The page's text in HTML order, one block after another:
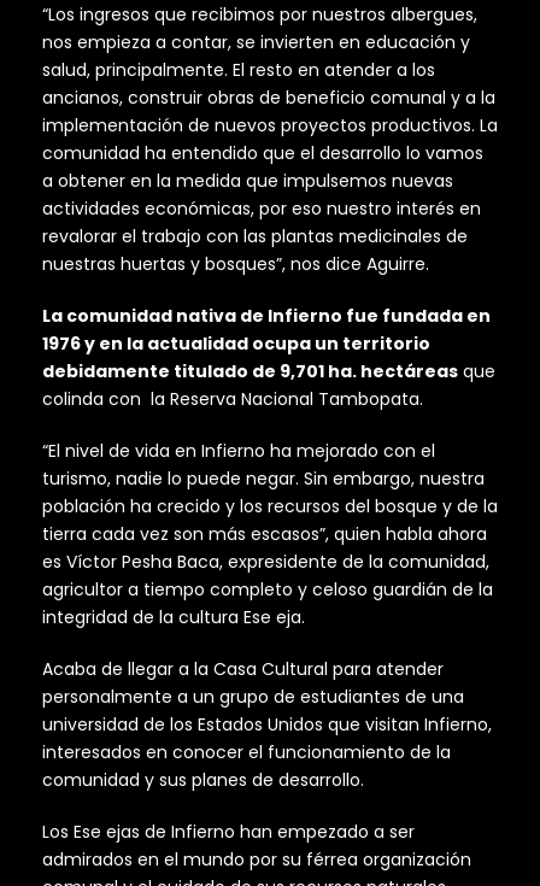
“Los ingresos que recibimos por nuestros albergues,
nos empieza a contar, se invierten en educación y
salud, principalmente. El resto en atender a los
ancianos, construir obras de beneficio comunal y a la
implementación de nuevos proyectos productivos. La
comunidad ha entendido que el desarrollo lo vamos
a obtener en la medida que impulsemos nuevas
actividades económicas, por eso nuestro interés en
revalorar el trabajo con las plantas medicinales de
nuestras huertas y bosques”, nos dice Aguirre.
La comunidad nativa de Infierno fue fundada en
1976 y en la actualidad ocupa un territorio
debidamente titulado de 9,701 ha. hectáreas que
colinda con la Reserva Nacional Tambopata.
“El nivel de vida en Infierno ha mejorado con el
turismo, nadie lo puede negar. Sin embargo, nuestra
población ha crecido y los recursos del bosque y de la
tierra cada vez son más escasos”, quien habla ahora
es Víctor Pesha Baca, expresidente de la comunidad,
agricultor a tiempo completo y celoso guardián de la
integridad de la cultura Ese eja.
Acaba de llegar a la Casa Cultural para atender
personalmente a un grupo de estudiantes de una
universidad de los Estados Unidos que visitan Infierno,
interesados en conocer el funcionamiento de la
comunidad y sus planes de desarrollo.
Los Ese ejas de Infierno han empezado a ser
admirados en el mundo por su férrea organización